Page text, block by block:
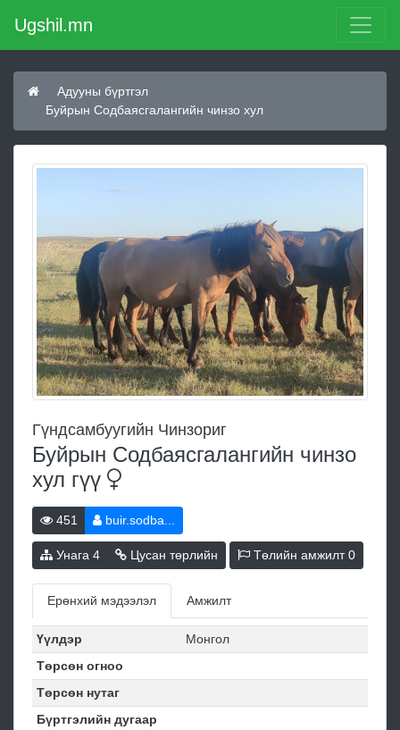
Ugshil.mn
Адууны бүртгэл
Буйрын Содбаясгалангийн чинзо хул
Гүндсамбуугийн Чинзориг
Буйрын Содбаясгалангийн чинзо
хул гүү
451 buir.sodba...
Унага 4 Цусан төрлийн Төлийн амжилт0
Ерөнхий мэдээлэл Амжилт
Үүлдэр
Монгол
Төрсөн огноо
Төрсөн нутаг
Бүртгэлийн дугаар